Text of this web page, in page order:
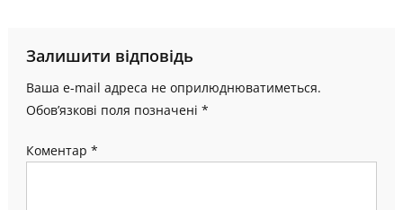
Залишити відповідь
Ваша e-mail адреса не оприлюднюватиметься.
Обов’язкові поля позначені *
Коментар *